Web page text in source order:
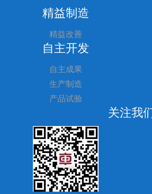
精益制造
精益改善
自主开发
自主成果
生产制造
产品试验
关注我